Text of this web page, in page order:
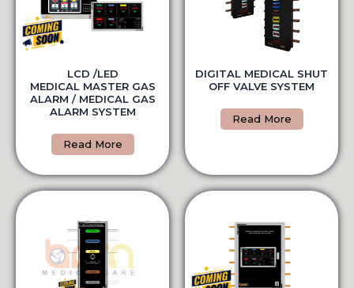
LCD /LED
MEDICAL MASTER GAS
ALARM / MEDICAL GAS
ALARM SYSTEM
Read More
DIGITAL MEDICAL SHUT
OFF VALVE SYSTEM
Read More